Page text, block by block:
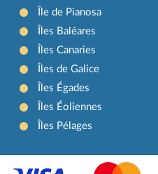
Île de Pianosa
Îles Baléares
Îles Canaries
Îles de Galice
Îles Égades
Îles Éoliennes
Îles Pélages